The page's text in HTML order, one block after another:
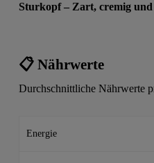
Sturkopf – Zart, cremig
📋 Nährwerte
Durchschnittliche Nährwerte
Energie